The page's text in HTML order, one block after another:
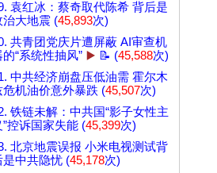
袁红冰：蔡奇取代陈希 背后是
治大地震 (45,893次)
共青团党庆片遭屏蔽 AI审查机
的“系统性抽风” ▶️ 📝 (45,588次)
中共经济崩盘压低油需 霍尔木
危机油价意外暴跌 (45,507次)
铁链未解：中共国“影子女性主
”控诉国家失能 (45,399次)
北京地震误报 小米电视测试背
是中共隐忧 (45,178次)